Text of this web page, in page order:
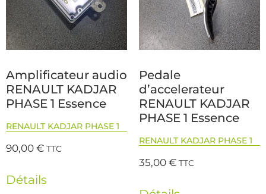
Amplificateur audio
RENAULT KADJAR
PHASE 1 Essence
RENAULT KADJAR PHASE 1
90,00€ TTC
Détails
Pedale
d’accelerateur
RENAULT KADJAR
PHASE 1 Essence
RENAULT KADJAR PHASE 1
35,00€ TTC